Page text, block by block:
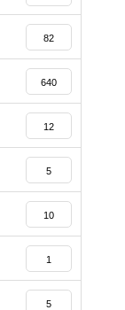
82
640
12
5
10
1
5